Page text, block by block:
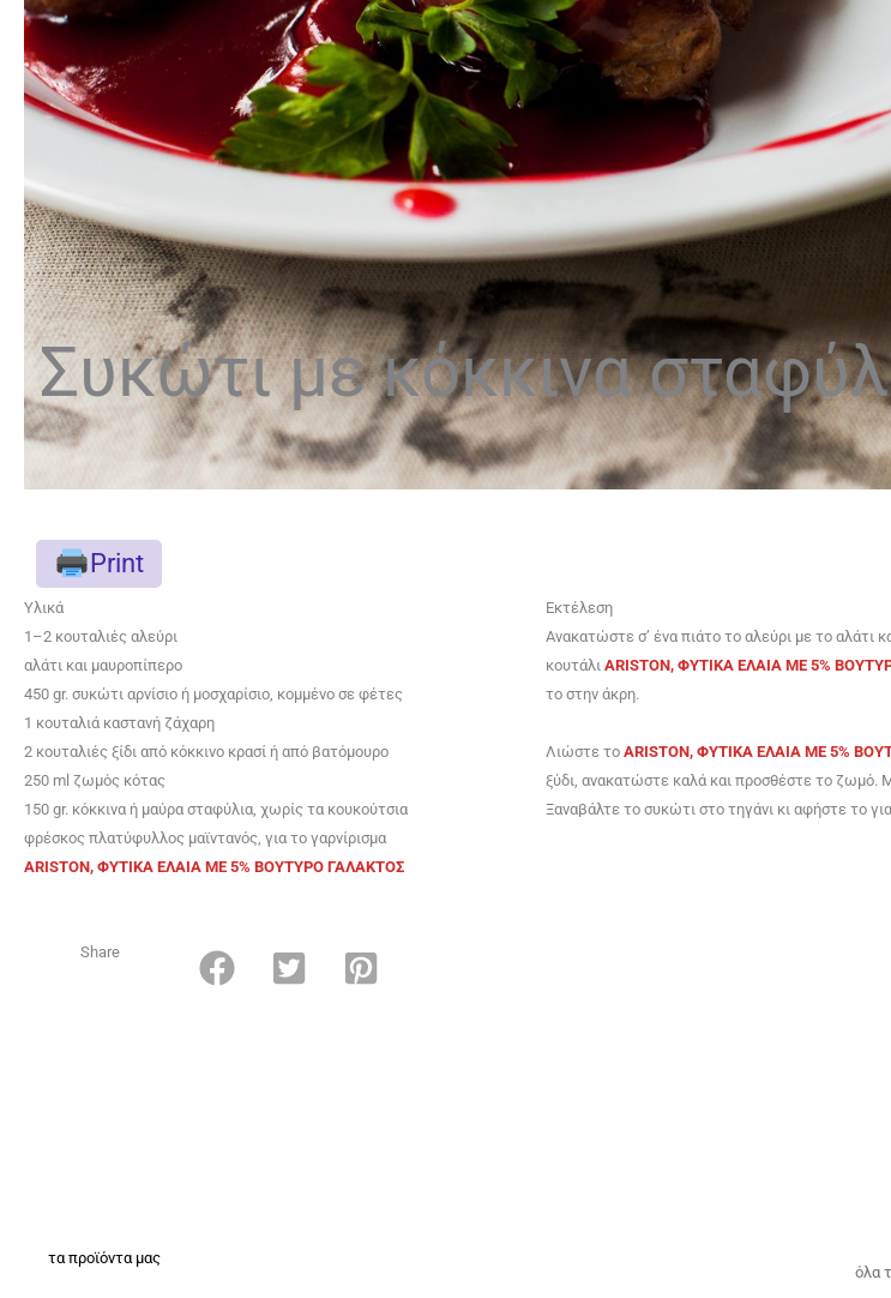
Συκώτι με κόκκινα
Print
Υλικά
1–2 κουταλιές αλεύρι
αλάτι και μαυροπίπερο
450 gr. συκώτι αρνίσιο ή μοσχαρίσιο, κομμένο σε φέτες
1 κουταλιά καστανή ζάχαρη
2 κουταλιές ξίδι από κόκκινο κρασί ή από βατόμουρο
250 ml ζωμός κότας
150 gr. κόκκινα ή μαύρα σταφύλια, χωρίς τα κουκούτσια
φρέσκος πλατύφυλλος μαϊντανός, για το γαρνίρισμα
ARISTON, ΦΥΤΙΚΑ ΕΛΑΙΑ ME 5% BOYTYΡΟ ΓΑΛΑΚΤΟΣ
Εκτέλεση
Ανακατώστε σ’ ένα πιάτο το αλεύρι με το αλάτι
κουτάλι ARISTON, ΦΥΤΙΚΑ ΕΛΑΙΑ ME 5%
το στην άκρη.
Λιώστε το ARISTON, ΦΥΤΙΚΑ ΕΛΑΙΑ ME 5%
ξύδι, ανακατώστε καλά και προσθέστε το ζωμό.
Ξαναβάλτε το συκώτι στο τηγάνι κι αφήστε το
Share
τα προϊόντα μας
όλα